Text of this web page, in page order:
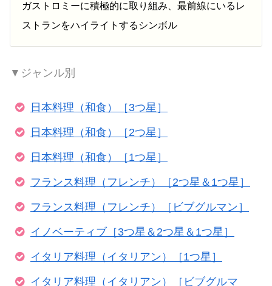
ガストロミーに積極的に取り組み、最前線にいるレ
ストランをハイライトするシンボル
▼ジャンル別
日本料理（和食）［3つ星］
日本料理（和食）［2つ星］
日本料理（和食）［1つ星］
フランス料理（フレンチ）［2つ星＆1つ星］
フランス料理（フレンチ）［ビブグルマン］
イノベーティブ［3つ星＆2つ星＆1つ星］
イタリア料理（イタリアン）［1つ星］
イタリア料理（イタリアン）［ビブグルマ